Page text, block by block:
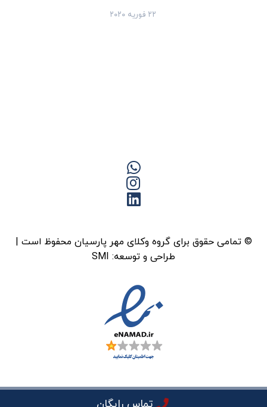
۲۲ فوریه ۲۰۲۰
© تمامی حقوق برای گروه وکلای مهر پارسیان محفوظ است |
طراحی و توسعه: SMI